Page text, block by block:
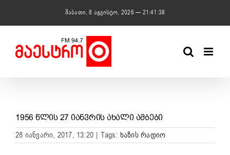
content
შაბათი, 8 აგვისტო, 2026 — 21:41:39
1956 ᲬᲚᲘᲡ 27 ᲘᲐᲜᲕᲠᲘᲡ ᲐᲮᲐᲚᲘ ᲐᲛᲑᲔᲑᲘ
28 იანვარი, 2017, 13:20 | Tags: ხაზის რადიო